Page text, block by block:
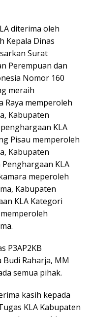
diterima oleh
Kepala Dinas
Surat
Perempuan dan
Nomor 160
meraih
Raya memperoleh
Kabupaten
KLA
Pisau memperoleh
Kabupaten
KLA
meperoleh
Kabupaten
KLA Kategori
P3AP2KB
Budi Raharja, MM
semua pihak.
kasih kepada
KLA Kabupaten